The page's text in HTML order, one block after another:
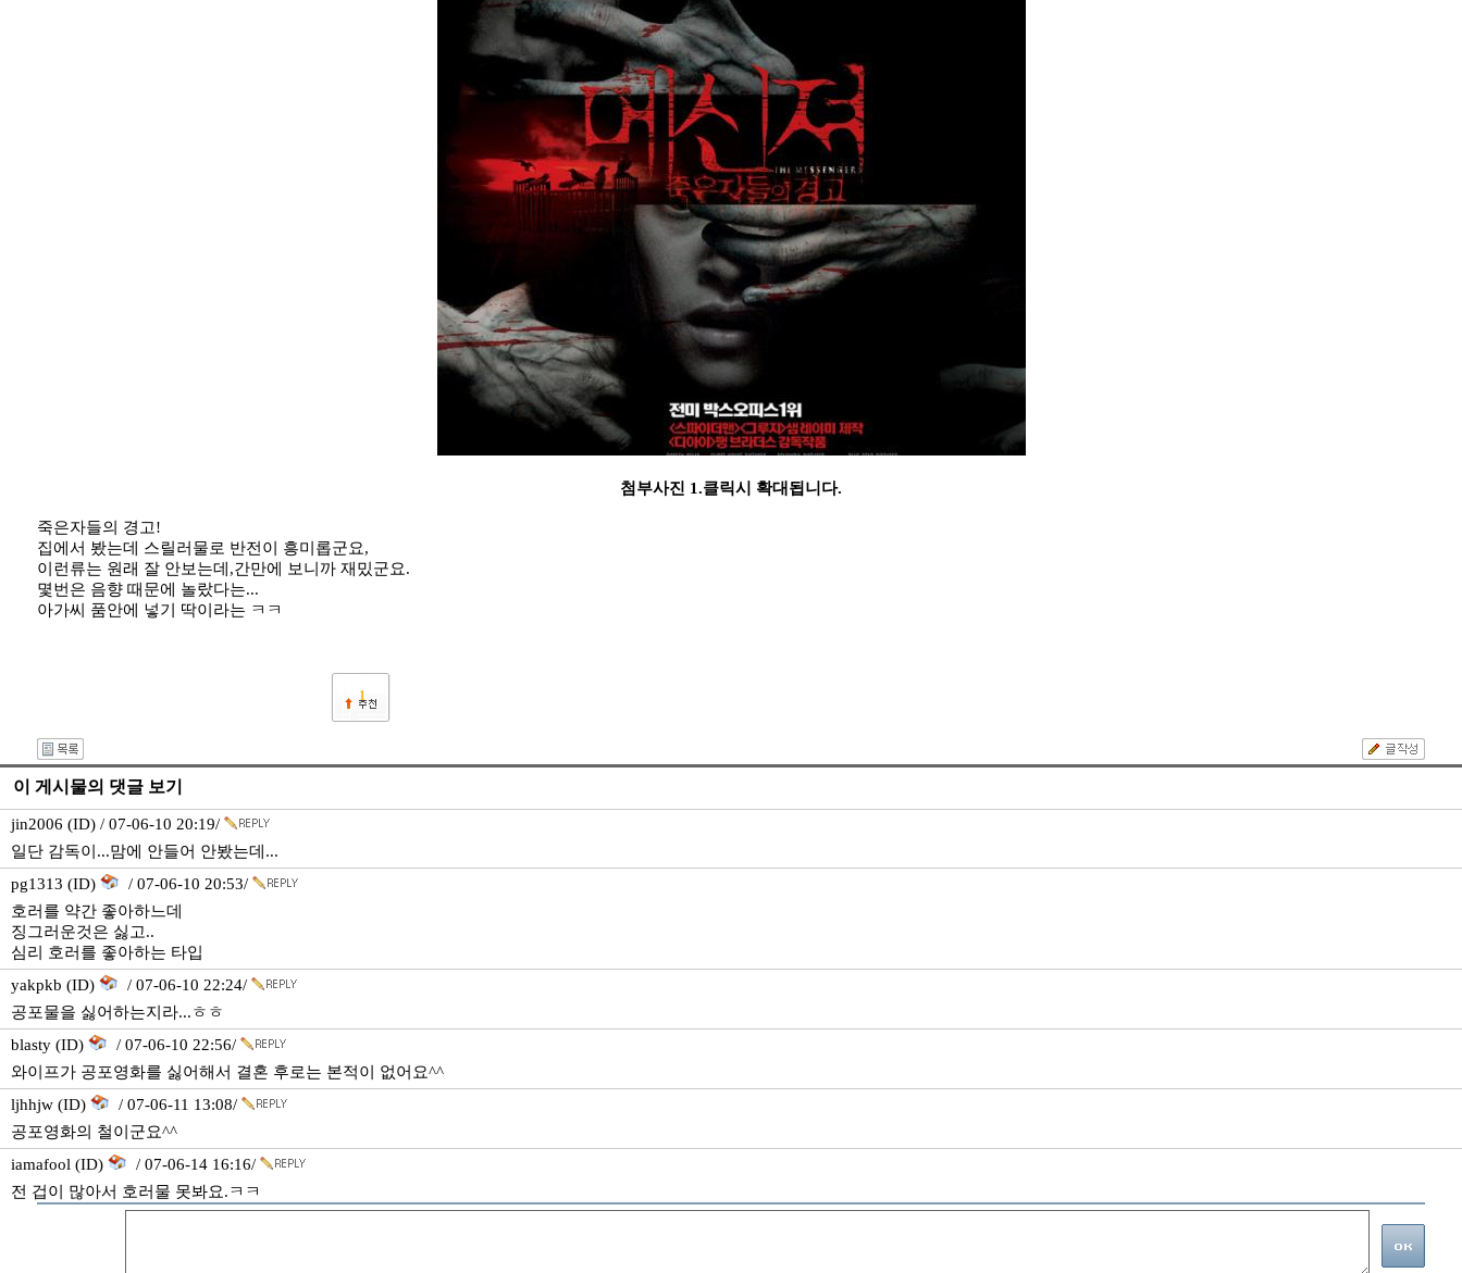
첨부사진 1.클릭시 확대됩니다.
죽은자들의 경고!
집에서 봤는데 스릴러물로 반전이 흥미롭군요,
이런류는 원래 잘 안보는데,간만에 보니까 재밌군요.
몇번은 음향 때문에 놀랐다는...
아가씨 품안에 넣기 딱이라는 ㅋㅋ
1
이 게시물의 댓글 보기
jin2006 (ID) / 07-06-10 20:19/
일단 감독이...맘에 안들어 안봤는데...
pg1313 (ID)
/ 07-06-10 20:53/
호러를 약간 좋아하느데
징그러운것은 싫고..
심리 호러를 좋아하는 타입
yakpkb (ID)
/ 07-06-10 22:24/
공포물을 싫어하는지라...ㅎㅎ
blasty (ID)
/ 07-06-10 22:56/
와이프가 공포영화를 싫어해서 결혼 후로는 본적이 없어요^^
ljhhjw (ID)
/ 07-06-11 13:08/
공포영화의 철이군요^^
iamafool (ID)
/ 07-06-14 16:16/
전 겁이 많아서 호러물 못봐요.ㅋㅋ